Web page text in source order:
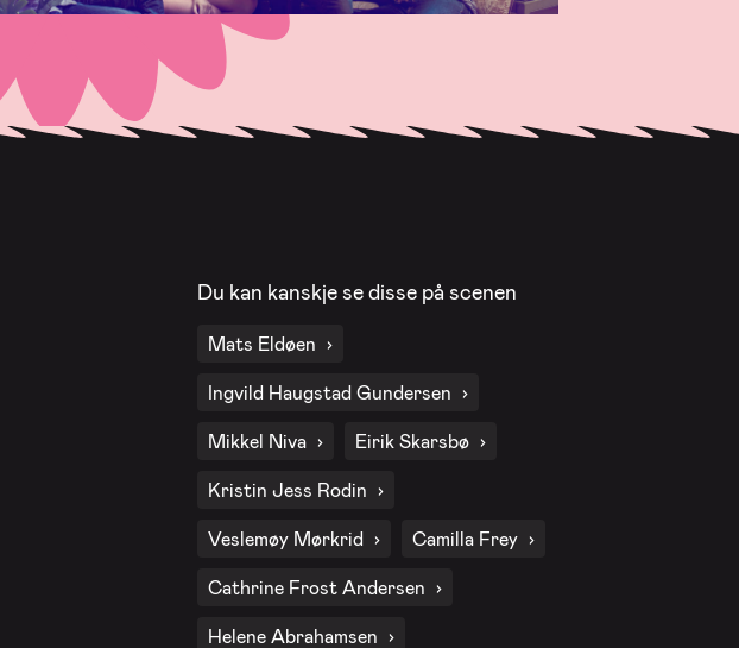
Du kan kanskje se disse på scenen
Mats Eldøen
Ingvild Haugstad Gundersen
Mikkel Niva Eirik Skarsbø
Kristin Jess Rodin
Veslemøy Mørkrid Camilla Frey
Cathrine Frost Andersen
Helene Abrahamsen